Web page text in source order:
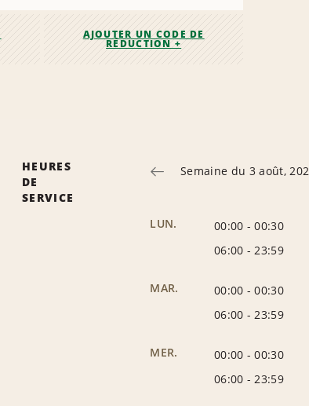
AJOUTER UN CODE DE
RÉDUCTION +
HEURES
DE
SERVICE
Semaine du 3 août,
LUN. 00:00 -00:30
06:00 -23:59
MAR. 00:00 -00:30
06:00 -23:59
MER. 00:00 -00:30
06:00 -23:59